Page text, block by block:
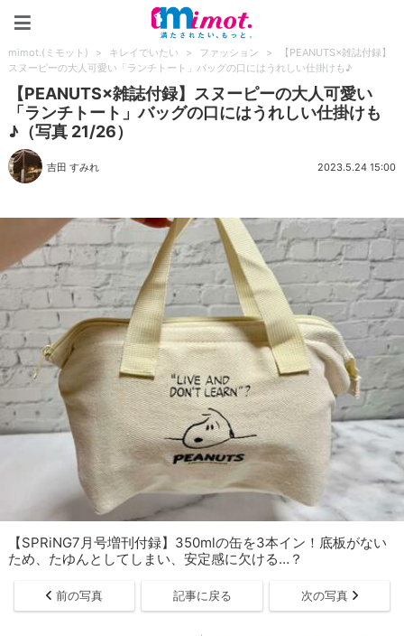
mimot.(ミモット) > キレイでいたい > ファッション >
【PEANUTS×雑誌付録】
スヌーピーの大人可愛い「ランチトート」バッグの口にはうれしい仕掛けも♪
【PEANUTS×雑誌付録】スヌーピーの大人可愛い
「ランチトート」バッグの口にはうれしい仕掛けも
♪（写真 21/26）
吉田 すみれ 2023.5.24 15:00
【SPRiNG7月号増刊付録】350mlの缶を3本イン！底板がない
ため、たゆんとしてしまい、安定感に欠ける…？
前の写真 記事に戻る 次の写真